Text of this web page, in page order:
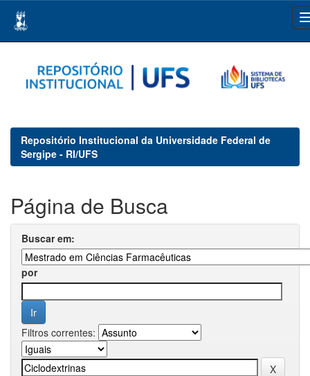
navigation
Repositório Institucional da Universidade Federal de
Sergipe - RI/UFS
Página de Busca
Buscar em:
por
Filtros correntes: